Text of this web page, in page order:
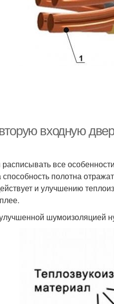
входную
все
полотна
и улучшению
шумоизоляцией